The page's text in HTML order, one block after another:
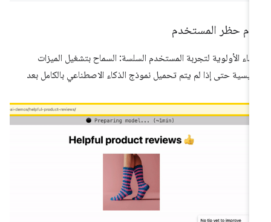
حظر المستخدم
الأولوية لتجربة المستخدم السلسة: السماح بتشغيل الميزات
حتى إذا لم يتم تحميل نموذج الذكاء الاصطناعي بالكامل بعد